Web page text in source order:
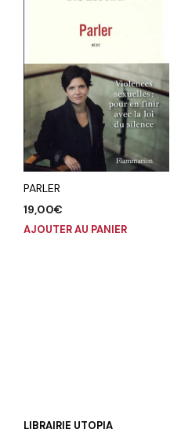
PARLER
19,00€
AJOUTER AU PANIER
LIBRAIRIE UTOPIA